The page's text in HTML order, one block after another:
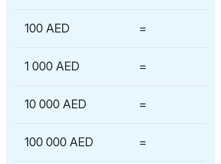
100 AED =
1 000 AED =
10 000 AED =
100 000 AED =